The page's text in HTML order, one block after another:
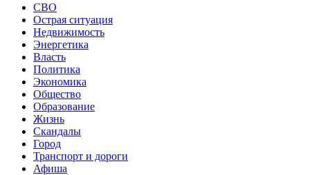
СВО
Острая ситуация
Недвижимость
Энергетика
Власть
Политика
Экономика
Общество
Образование
Жизнь
Скандалы
Город
Транспорт и дороги
Афиша